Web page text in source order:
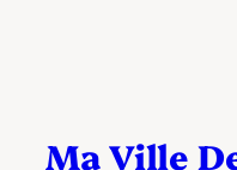
Ma Ville